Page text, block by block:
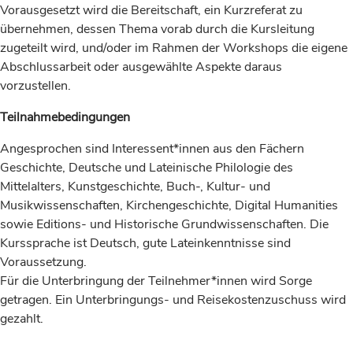
Vorausgesetzt wird die Bereitschaft, ein Kurzreferat zu
übernehmen, dessen Thema vorab durch die Kursleitung
zugeteilt wird, und/oder im Rahmen der Workshops die eigene
Abschlussarbeit oder ausgewählte Aspekte daraus
vorzustellen.
Teilnahmebedingungen
Angesprochen sind Interessent*innen aus den Fächern
Geschichte, Deutsche und Lateinische Philologie des
Mittelalters, Kunstgeschichte, Buch-, Kultur- und
Musikwissenschaften, Kirchengeschichte, Digital Humanities
sowie Editions- und Historische Grundwissenschaften. Die
Kurssprache ist Deutsch, gute Lateinkenntnisse sind
Voraussetzung.
Für die Unterbringung der Teilnehmer*innen wird Sorge
getragen. Ein Unterbringungs- und Reisekostenzuschuss wird
gezahlt.